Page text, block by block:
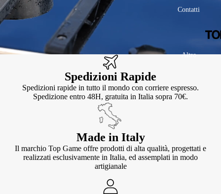
Contatti
Altro
Spedizioni Rapide
Spedizioni rapide in tutto il mondo con corriere espresso.
Spedizione entro 48H, gratuita in Italia sopra 70€.
Made in Italy
Il marchio Top Game offre prodotti di alta qualità, progettati e
realizzati esclusivamente in Italia, ed assemplati in modo
artigianale